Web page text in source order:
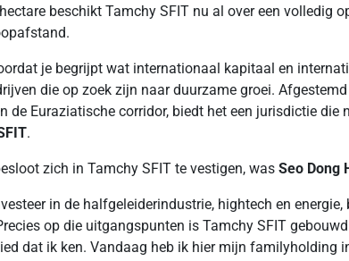
beschikt Tamchy SFIT nu al over een
je begrijpt wat internationaal kapitaal en
die op zoek zijn naar duurzame groei.
de Euraziatische corridor, biedt het een jurisdictie
.
zich in Tamchy SFIT te vestigen, was Seo Dong
in de halfgeleiderindustrie, hightech en
op die uitgangspunten is Tamchy SFIT
dat ik ken. Vandaag heb ik hier mijn familyholding